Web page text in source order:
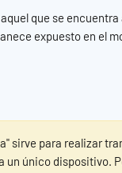
que se
expuesto en el
sirve para realizar
un único dispositivo.